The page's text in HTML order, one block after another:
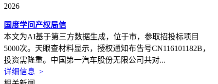
2026
国度学问产权局信
本文为AI基于第三方数据生成，位于市，参取招投标项目
5000次。天眼查材料显示，授权通知布告号CN116101182B，
投资需隆重。中国第一汽车股份无限公司共对...
详细信息 >